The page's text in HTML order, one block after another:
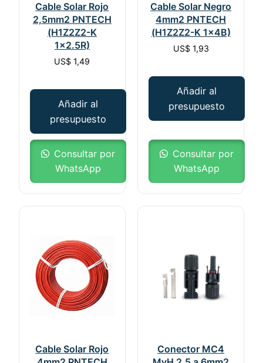
Cable Solar Rojo
2,5mm2 PNTECH
(H1Z2Z2-K
1×2.5R)
US$ 1,49
Añadir al
presupuesto
Consultar por
WhatsApp
Cable Solar Negro
4mm2 PNTECH
(H1Z2Z2-K 1x4B)
US$1,93
Añadir al
presupuesto
Consultar por
WhatsApp
Cable Solar Rojo
Conector MC4